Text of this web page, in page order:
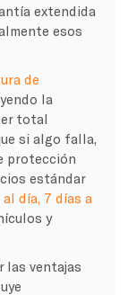
extendida
esos
de
la
total
si algo falla,
protección
estándar
día, 7 días a
y
las ventajas